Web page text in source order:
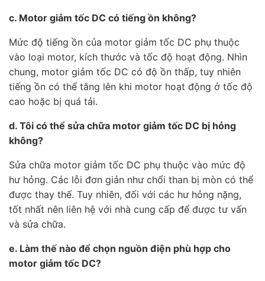
c. Motor giảm tốc DC có tiếng ồn không?
Mức độ tiếng ồn của motor giảm tốc DC phụ thuộc
vào loại motor, kích thước và tốc độ hoạt động. Nhìn
chung, motor giảm tốc DC có độ ồn thấp, tuy nhiên
tiếng ồn có thể tăng lên khi motor hoạt động ở tốc độ
cao hoặc bị quá tải.
d. Tôi có thể sửa chữa motor giảm tốc DC bị hỏng
không?
Sửa chữa motor giảm tốc DC phụ thuộc vào mức độ
hư hỏng. Các lỗi đơn giản như chổi than bị mòn có thể
được thay thế. Tuy nhiên, đối với các hư hỏng nặng,
tốt nhất nên liên hệ với nhà cung cấp để được tư vấn
và sửa chữa.
e. Làm thế nào để chọn nguồn điện phù hợp cho
motor giảm tốc DC?